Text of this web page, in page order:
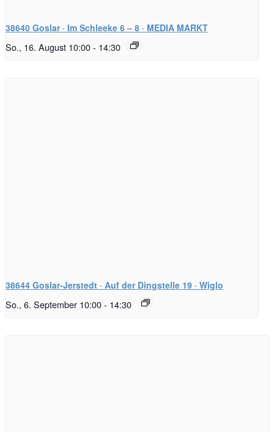
38640 Goslar · Im Schleeke 6 – 8 · MEDIA MARKT
So., 16. August 10:00- 14:30
38644 Goslar-Jerstedt · Auf der Dingstelle 19 · Wiglo
So., 6. September 10:00- 14:30